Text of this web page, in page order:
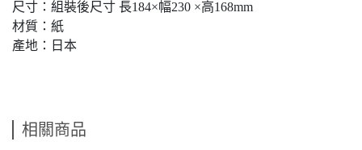
尺寸：組裝後尺寸 ⻑184×幅230 ×高168mm
材質：紙
產地：日本
相關商品